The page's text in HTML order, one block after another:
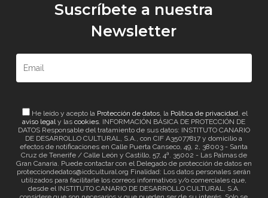
Suscríbete a nuestra
Newsletter
He leído y acepto la Protección de datos, la Política de privacidad, el
aviso legaly lascookies. INFORMACIÓN BÁSICA DE PROTECCIÓN DE
DATOS Responsable del tratamiento de sus datos: INSTITUTO CANARIO
DE DESARROLLO CULTURAL, S.A., con CIF A35077817 y domicilio a
efectos de notificaciones en Calle Puerta Canseco, 49, 2, 38003 - Santa
Cruz de Tenerife / Calle León y Castillo, 57, 4ª. 35002 - Las Palmas de
Gran Canaria. Puede contactar con el Delegado de protección de datos en
protecciondedatos@icdcultural.org Finalidad: Los datos personales serán
utilizados para facilitarle los correos informativos y/o comerciales que,
desde el INSTITUTO CANARIO DE DESARROLLO CULTURAL, S.A.